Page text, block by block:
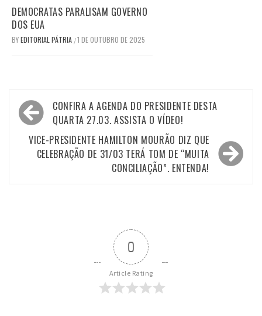
DEMOCRATAS PARALISAM GOVERNO
DOS EUA
BYEDITORIAL PÁTRIA /1 DE OUTUBRO DE 2025
Navegação
de
Post
CONFIRA A AGENDA DO PRESIDENTE DESTA
QUARTA 27.03. ASSISTA O VÍDEO!
VICE-PRESIDENTE HAMILTON MOURÃO DIZ QUE
CELEBRAÇÃO DE 31/03 TERÁ TOM DE “MUITA
CONCILIAÇÃO”. ENTENDA!
0
Article Rating